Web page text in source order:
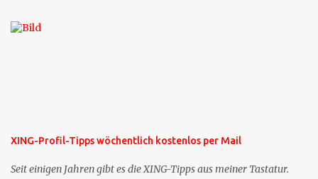
XING-Profil-Tipps wöchentlich kostenlos per Mail
Seit einigen Jahren gibt es die XING-Tipps aus meiner Tastatur.